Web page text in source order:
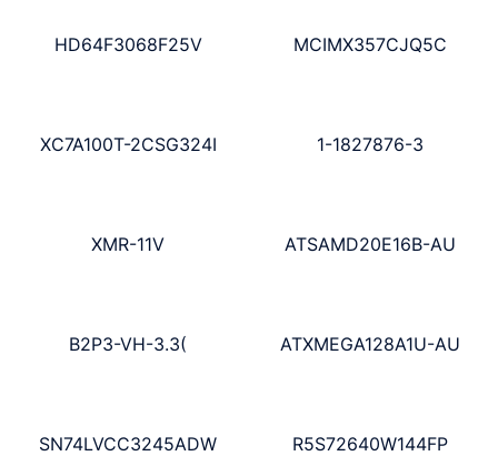
HD64F3068F25V MCIMX357CJQ5C
XC7A100T-2CSG324I 1-1827876-3
XMR-11V ATSAMD20E16B-AU
B2P3-VH-3.3( ATXMEGA128A1U-AU
SN74LVCC3245ADW R5S72640W144FP